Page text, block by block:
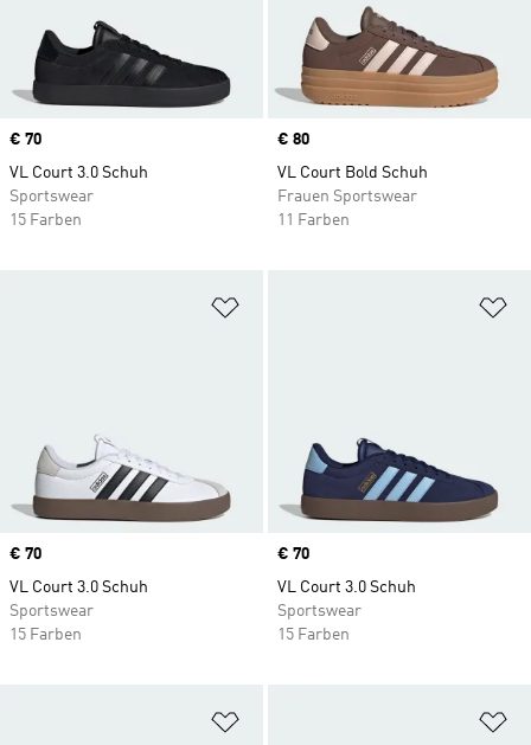
Price
€ 70
VL Court 3.0 Schuh
Sportswear
15 Farben
Price
€ 80
VL Court Bold Schuh
Frauen Sportswear
11 Farben
Price
€ 70
VL Court 3.0 Schuh
Sportswear
15 Farben
Price
€ 70
VL Court 3.0 Schuh
Sportswear
15 Farben